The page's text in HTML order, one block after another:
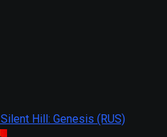
Silent Hill: Genesis (RUS)